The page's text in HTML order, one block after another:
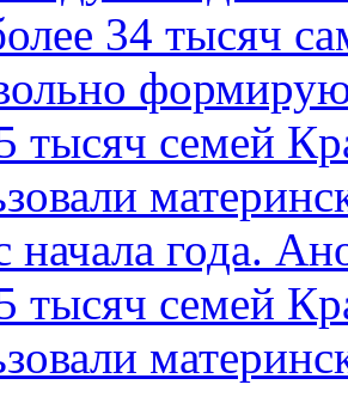
34 тысяч
тысяч семей
начала года.
тысяч семей